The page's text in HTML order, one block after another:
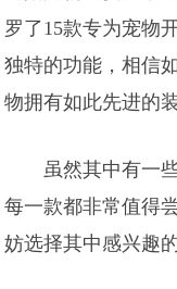
罗了15款专为宠物
独特的功能，相信
物拥有如此先进的
虽然其中有一
每一款都非常值得
妨选择其中感兴趣